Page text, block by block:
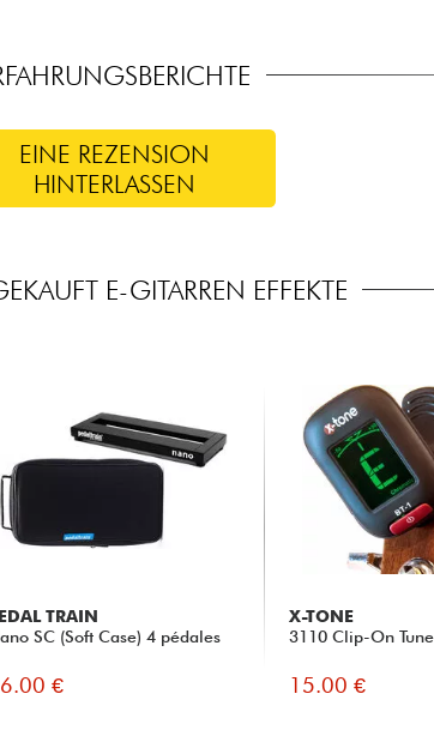
EINE REZENSION
HINTERLASSEN
E-GITARREN EFFEKTE
TRAIN
SC (Soft Case) 4 pédales
€
X-TONE
3110 Clip-On
15.00 €